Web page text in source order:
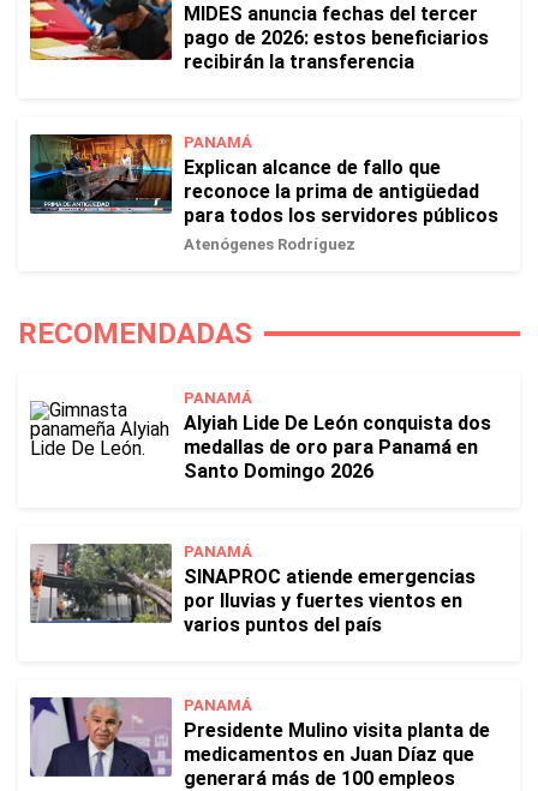
MIDES anuncia fechas del tercer
pago de 2026: estos beneficiarios
recibirán la transferencia
PANAMÁ
Explican alcance de fallo que
reconoce la prima de antigüedad
para todos los servidores públicos
Atenógenes Rodríguez
RECOMENDADAS
PANAMÁ
Alyiah Lide De León conquista dos
medallas de oro para Panamá en
Santo Domingo 2026
PANAMÁ
SINAPROC atiende emergencias
por lluvias y fuertes vientos en
varios puntos del país
PANAMÁ
Presidente Mulino visita planta de
medicamentos en Juan Díaz que
generará más de 100 empleos